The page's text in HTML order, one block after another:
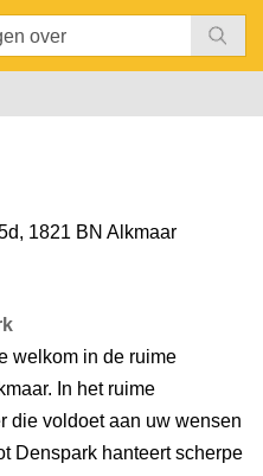
, 1821 BN Alkmaar
welkom in de ruime
In het ruime
die voldoet aan uw wensen
Denspark hanteert scherpe